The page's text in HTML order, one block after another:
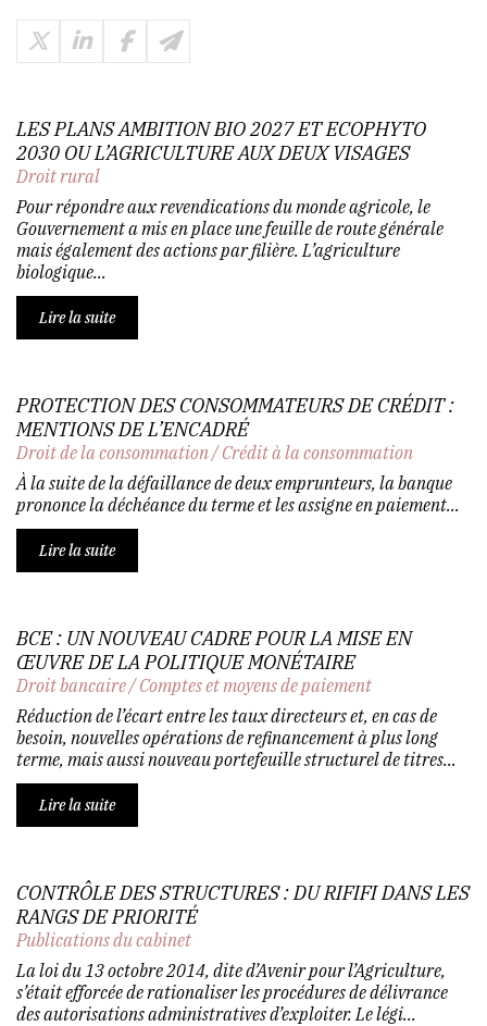
LES PLANS AMBITION BIO 2027 ET ECOPHYTO
2030 OU L’AGRICULTURE AUX DEUX VISAGES
Droit rural
Pour répondre aux revendications du monde agricole, le
Gouvernement a mis en place une feuille de route générale
mais également des actions par filière. L’agriculture
biologique...
Lire la suite
PROTECTION DES CONSOMMATEURS DE CRÉDIT :
MENTIONS DE L’ENCADRÉ
Droit de la consommation/Crédit à la consommation
À la suite de la défaillance de deux emprunteurs, la banque
prononce la déchéance du terme et les assigne en paiement...
Lire la suite
BCE : UN NOUVEAU CADRE POUR LA MISE EN
ŒUVRE DE LA POLITIQUE MONÉTAIRE
Droit bancaire/Comptes et moyens de paiement
Réduction de l’écart entre les taux directeurs et, en cas de
besoin, nouvelles opérations de refinancement à plus long
terme, mais aussi nouveau portefeuille structurel de titres…
Lire la suite
CONTRÔLE DES STRUCTURES : DU RIFIFI DANS LES
RANGS DE PRIORITÉ
Publications du cabinet
La loi du 13 octobre 2014, dite d’Avenir pour l’Agriculture,
s’était efforcée de rationaliser les procédures de délivrance
des autorisations administratives d’exploiter. Le légi...